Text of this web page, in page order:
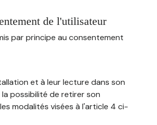
de l'utilisateur
par principe au consentement
et à leur lecture dans son
possibilité de retirer son
modalités visées à l'article 4 ci-